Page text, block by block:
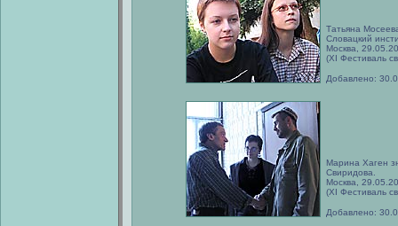
Татьяна
Словацкий
Москва,
(XI Фестиваль
Добавлено:
Марина Хаген
Свиридова.
Москва,
(XI Фестиваль
Добавлено: